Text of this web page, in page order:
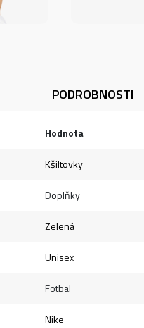
PODROBNOSTI
Hodnota
Kšiltovky
Doplňky
Zelená
Unisex
Fotbal
Nike